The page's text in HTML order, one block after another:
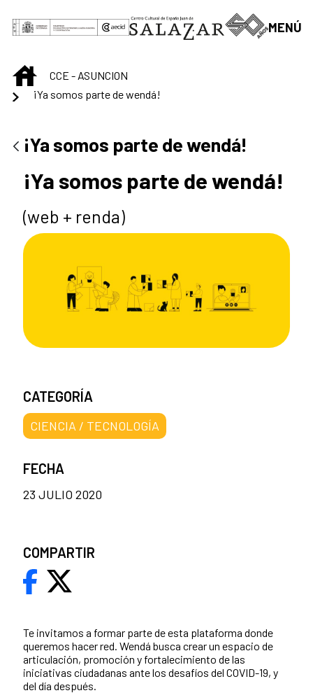
Saltar al contenido principal
MENÚ
INICIOCCE - ASUNCION
¡Ya somos parte de wendá!
¡Ya somos parte de wendá!
¡Ya somos parte de wendá!
(web + renda)
Te invitamos a formar parte de esta plataforma donde
queremos hacer red. Wendá busca crear un espacio de
articulación, promoción y fortalecimiento de las
iniciativas ciudadanas ante los desafíos del COVID-19, y
del día después.
CATEGORÍA
CIENCIA / TECNOLOGÍA
FECHA
23 JULIO 2020
COMPARTIR